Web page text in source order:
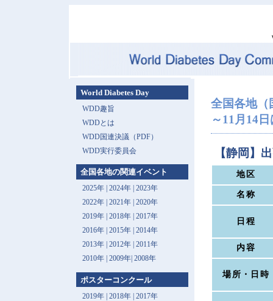
全国各地（
～11月14
【静岡
地区
名称
日程
内容
場所・日時
World Diabetes Day
WDD趣旨
WDDとは
WDD国連決議（PDF）
WDD実行委員会
全国各地の関連イベント
2025年| 2024年| 2023年
2022年| 2021年| 2020年
2019年| 2018年| 2017年
2016年| 2015年| 2014年
2013年 | 2012年| 2011年
2010年| 2009年| 2008年
ポスターコンクール
2019年 | 2018年 | 2017年